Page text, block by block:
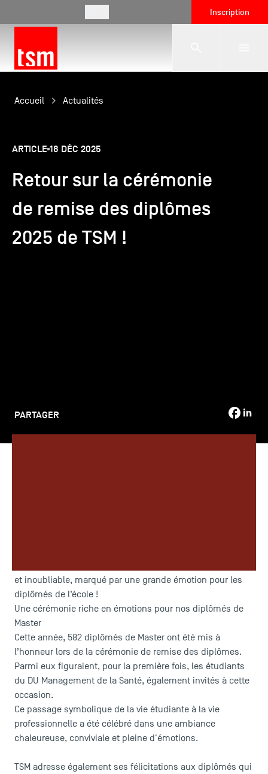
Inscription
L'école
Formations
Vie étudiante
PARTAGER
Accueil Actualités
ARTICLE 18 DÉC 2025
Retour sur la cérémonie
de remise des diplômes
2025 de TSM !
et inoubliable, marqué par une grande émotion pour les
diplômés de l’école !
Une cérémonie riche en émotions pour nos diplômés de
Master
Cette année, 582 diplômés de Master ont été mis à
l’honneur lors de la cérémonie de remise des diplômes.
Parmi eux figuraient, pour la première fois, les étudiants
du DU Management de la Santé, également invités à cette
occasion.
Ce passage symbolique de la vie étudiante à la vie
professionnelle a été célébré dans une ambiance
chaleureuse, conviviale et pleine d'émotions.
TSM adresse également ses félicitations aux diplômés qui